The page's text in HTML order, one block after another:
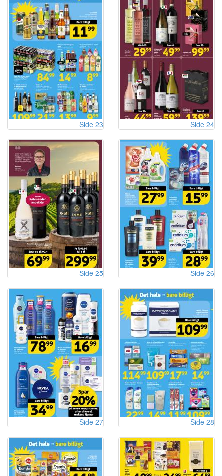
Side 23 Side 24
Side 25 Side 26
Side 27 Side 28